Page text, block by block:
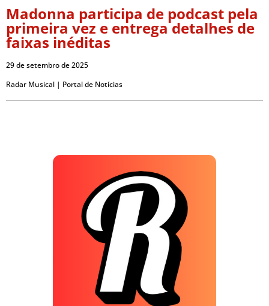
Madonna participa de podcast pela
primeira vez e entrega detalhes de
faixas inéditas
29 de setembro de 2025
Radar Musical | Portal de Notícias